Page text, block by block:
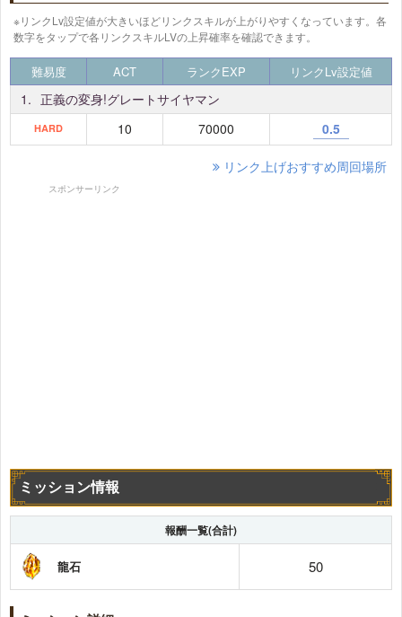
※リンクLv設定値が大きいほどリンクスキルが上がりやすくなっています。各
数字をタップで各リンクスキルLVの上昇確率を確認できます。
難易度 ACT ランクEXP リンクLv設定値
1. 正義の変身!グレートサイヤマン
HARD 10 70000 0.5
リンク上げおすすめ周回場所
スポンサーリンク
ミッション情報
報酬一覧(合計)
龍石 50